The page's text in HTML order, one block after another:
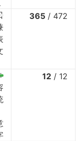
365 / 472
12 / 12